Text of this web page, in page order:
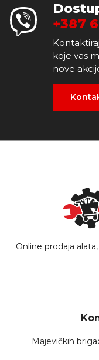
+387
koje vas
nove
Online prodaja
Majevičkih